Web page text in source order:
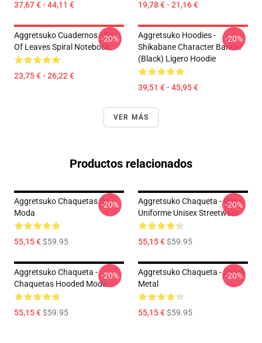
37,67 € - 44,11 € 19,78 € - 21,16 €
Aggretsuko Cuadernos - Fox
Of Leaves Spiral Notebook
23,75 € - 26,22 €
-20%
Aggretsuko Hoodies -
Shikabane Character Banner
(Black) Ligero Hoodie
39,51 € - 45,95 €
-20%
VER MÁS
Productos relacionados
Aggretsuko Chaquetas De
Moda
55,15 €$59.95
-20%
Aggretsuko Chaqueta - Ropa
Uniforme Unisex Streetwear
55,15 €$59.95
-20%
Aggretsuko Chaqueta -
Chaquetas Hooded Moda
55,15 €$59.95
-20%
Aggretsuko Chaqueta - Death
Metal
55,15 €$59.95
-20%